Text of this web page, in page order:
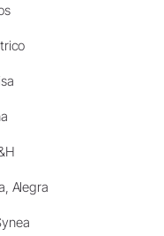
Alegra